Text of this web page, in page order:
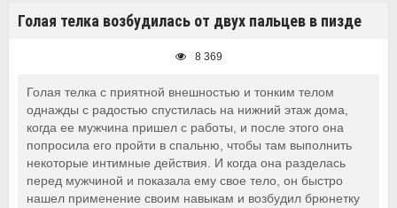
Голая телка возбудилась от двух пальцев в пизде
8 369
Голая телка с приятной внешностью и тонким телом
однажды с радостью спустилась на нижний этаж дома,
когда ее мужчина пришел с работы, и после этого она
попросила его пройти в спальню, чтобы там выполнить
некоторые интимные действия. И когда она разделась
перед мужчиной и показала ему свое тело, он быстро
нашел применение своим навыкам и возбудил брюнетку